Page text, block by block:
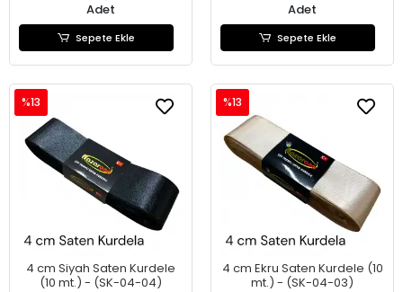
Adet
Sepete Ekle
Adet
Sepete Ekle
4 cm Siyah Saten Kurdele
(10 mt.) - (SK-04-04)
%13
4 cm Ekru Saten Kurdele (10
mt.) - (SK-04-03)
%13